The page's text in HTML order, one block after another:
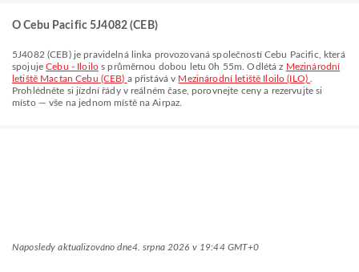
O Cebu Pacific 5J4082 (CEB)
5J4082 (CEB) je pravidelná linka provozovaná společností Cebu Pacific , která
spojujeCebu - Iloilos průměrnou dobou letu0h 55m . Odlétá z Mezinárodní
letiště Mactan Cebu (CEB) a přistává v Mezinárodní letiště Iloilo (ILO)
Prohlédněte si jízdní řády v reálném čase, porovnejte ceny a rezervujte si
místo — vše na jednom místě na Airpaz.
Naposledy aktualizováno dne4. srpna 2026 v 19:44 GMT+0